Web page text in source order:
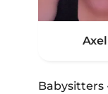
Babysitters